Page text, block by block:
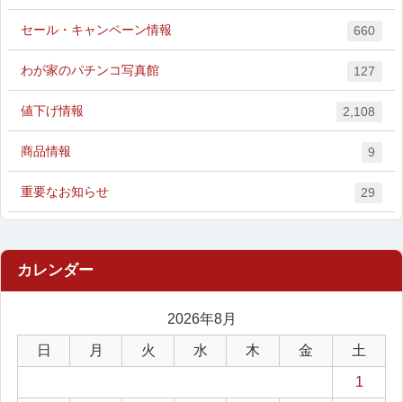
セール・キャンペーン情報 660
わが家のパチンコ写真館 127
値下げ情報 2,108
商品情報 9
重要なお知らせ 29
2026年8月
日 月 火 水 木 金 土
1